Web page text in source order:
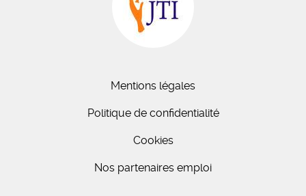
Mentions légales
Politique de confidentialité
Cookies
Nos partenaires emploi